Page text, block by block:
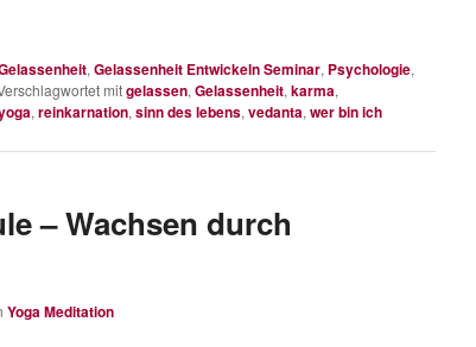
, Gelassenheit Entwickeln Seminar, Psychologie,
mitgelassen, Gelassenheit, karma,
, reinkarnation, sinn des lebens, vedanta, wer bin ich
– Wachsen durch
Yoga Meditation